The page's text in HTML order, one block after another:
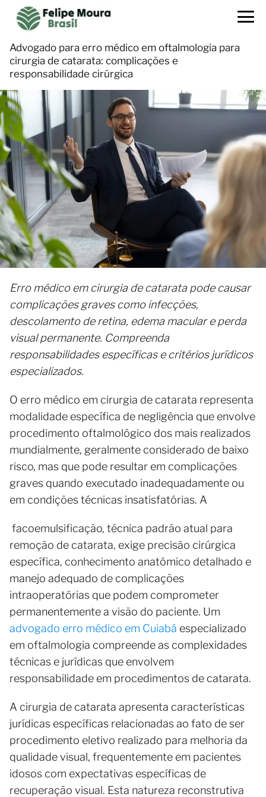
Advogado para erro médico em oftalmologia para
cirurgia de catarata: complicações e
responsabilidade cirúrgica
Erro médico em cirurgia de catarata pode causar
complicações graves como infecções,
descolamento de retina, edema macular e perda
visual permanente. Compreenda
responsabilidades específicas e critérios jurídicos
especializados.
O erro médico em cirurgia de catarata representa
modalidade específica de negligência que envolve
procedimento oftalmológico dos mais realizados
mundialmente, geralmente considerado de baixo
risco, mas que pode resultar em complicações
graves quando executado inadequadamente ou
em condições técnicas insatisfatórias. A
facoemulsificação, técnica padrão atual para
remoção de catarata, exige precisão cirúrgica
específica, conhecimento anatômico detalhado e
manejo adequado de complicações
intraoperatórias que podem comprometer
permanentemente a visão do paciente. Um
advogado erro médico em Cuiabá especializado
em oftalmologia compreende as complexidades
técnicas e jurídicas que envolvem
responsabilidade em procedimentos de catarata.
A cirurgia de catarata apresenta características
jurídicas específicas relacionadas ao fato de ser
procedimento eletivo realizado para melhoria da
qualidade visual, frequentemente em pacientes
idosos com expectativas específicas de
recuperação visual. Esta natureza reconstrutiva